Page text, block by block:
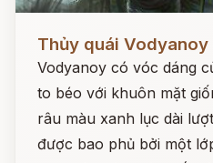
Thủy quái Vodyanoy
Vodyanoy có vóc dáng
to béo với khuôn mặt
râu màu xanh lục dài
được bao phủ bởi một